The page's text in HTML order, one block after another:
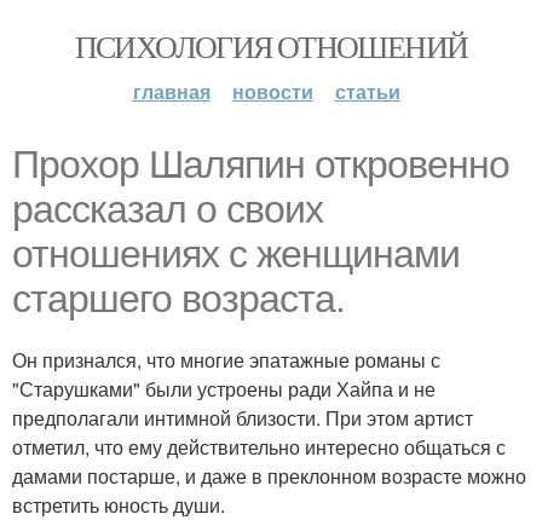
ПСИХОЛОГИЯ ОТНОШЕНИЙ
главная новости статьи
Прохор Шаляпин откровенно
рассказал о своих
отношениях с женщинами
старшего возраста.
Он признался, что многие эпатажные романы с
"Старушками" были устроены ради Хайпа и не
предполагали интимной близости. При этом артист
отметил, что ему действительно интересно общаться с
дамами постарше, и даже в преклонном возрасте можно
встретить юность души.